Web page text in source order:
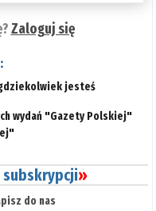
Zaloguj się
gdziekolwiek jesteś
wydań "Gazety Polskiej"
subskrypcji»
do nas